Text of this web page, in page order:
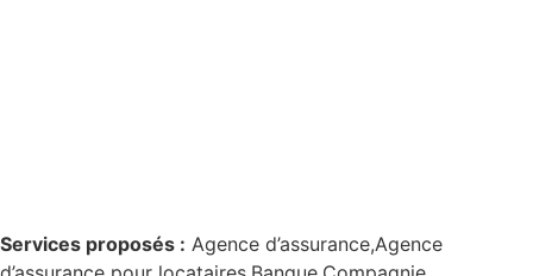
Services proposés : Agence d’assurance,Agence